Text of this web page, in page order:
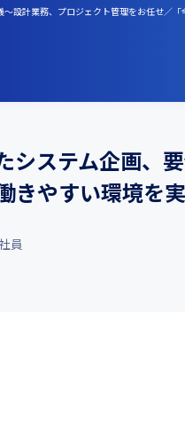
設計業務、プロジェクト管理をお任せ／
ステム企画、
きやすい環境を
員